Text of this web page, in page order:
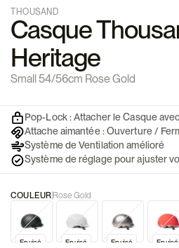
THOUSAND
Casque
Heritage
Small 54/56cm Rose Gold
Pop-Lock : Attacher le Casque
Attache aimantée : Ouverture /
Système de Ventilation amélioré
Système de réglage pour ajuster
COULEUR Rose Gold
Promo
Epuisé Promo
Epuisé Promo
Epuisé Promo
Epuisé